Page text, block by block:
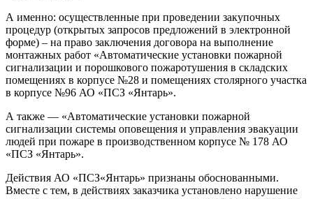
А именно: осуществленные при проведении закупочных
процедур (открытых запросов предложений в электронной
форме) – на право заключения договора на выполнение
монтажных работ «Автоматические установки пожарной
сигнализации и порошкового пожаротушения в складских
помещениях в корпусе №28 и помещениях столярного участка
в корпусе №96 АО «ПСЗ «Янтарь».
А также — «Автоматические установки пожарной
сигнализации системы оповещения и управления эвакуации
людей при пожаре в производственном корпусе № 178 АО
«ПСЗ «Янтарь».
Действия АО «ПСЗ«Янтарь» признаны обоснованными.
Вместе с тем, в действиях заказчика установлено нарушение